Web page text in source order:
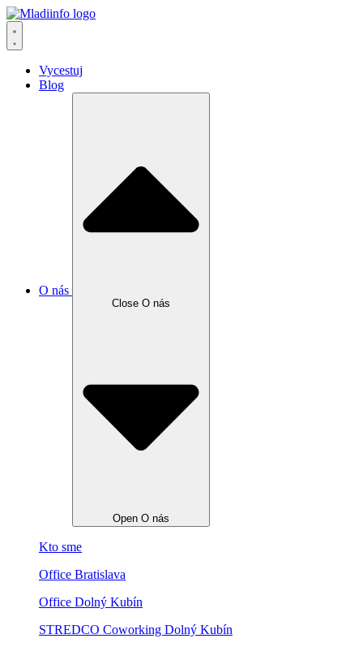
Vycestuj
Blog
O nás
Close O nás
Open O nás
Kto sme
Office Bratislava
Office Dolný Kubín
STREDCO Coworking Dolný Kubín